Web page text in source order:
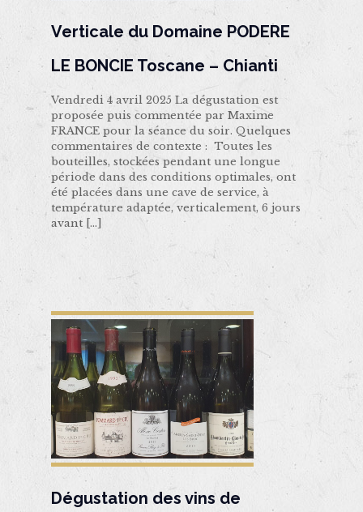
Verticale du Domaine PODERE
LE BONCIE Toscane – Chianti
Vendredi 4 avril 2025 La dégustation est
proposée puis commentée par Maxime
FRANCE pour la séance du soir. Quelques
commentaires de contexte : Toutes les
bouteilles, stockées pendant une longue
période dans des conditions optimales, ont
été placées dans une cave de service, à
température adaptée, verticalement, 6 jours
avant […]
Dégustation des vins de